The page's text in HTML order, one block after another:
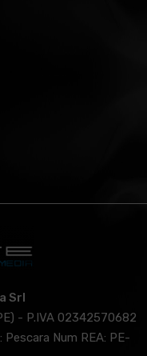
Srl
- P.IVA 02342570682
Num REA: PE-